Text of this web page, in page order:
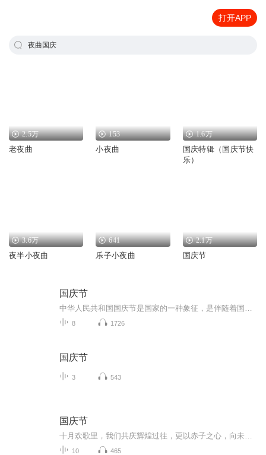
打开APP
夜曲国庆
2.5万
老夜曲
153
小夜曲
1.6万
国庆特辑（国庆节快
乐）
3.6万
夜半小夜曲
641
乐子小夜曲
2.1万
国庆节
国庆节
8 1726
国庆节
3 543
国庆节
10 465